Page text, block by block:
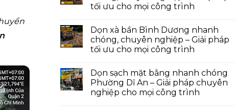
tối ưu cho mọi công trình
Dọn xà bần Bình Dương nhanh
chóng, chuyên nghiệp – Giải pháp
tối ưu cho mọi công trình
Dọn sạch mặt bằng nhanh chóng
Phường Dĩ An – Giải pháp chuyên
nghiệp cho mọi công trình